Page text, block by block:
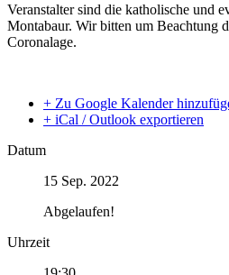
Veranstalter sind die katholische und
Montabaur. Wir bitten um Beachtung
Coronalage.
+ Zu Google Kalender
+ iCal / Outlook exportieren
Datum
15 Sep. 2022
Abgelaufen!
Uhrzeit